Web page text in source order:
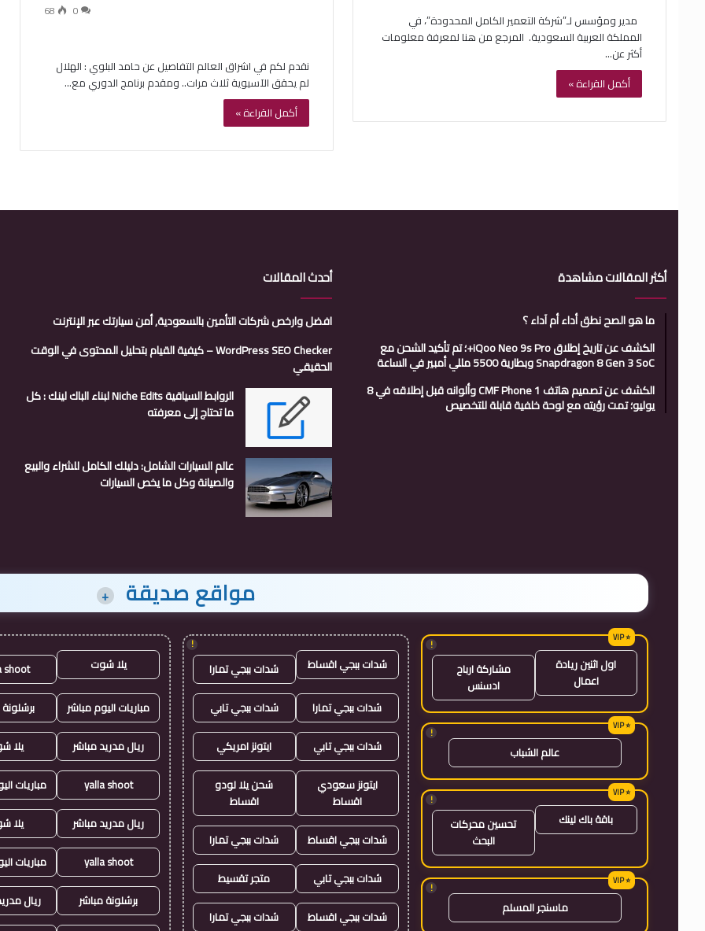
‏ ‏ مدير ومؤسس لـ”شركة التعمير الكامل المحدودة”، في
المملكة العربية السعودية. ‏ ‏المرجع من هنا لمعرفة معلومات
أكثر عن…
أكمل القراءة »
0
68
نقدم لكم في اشراق العالم التفاصيل عن حامد البلوي : الهلال
لم يحقق الآسيوية ثلاث مرات.. ومقدم برنامج الدوري مع…
أكمل القراءة »
أكثر المقالات مشاهدة
ما هو الصح نطق أداء أم آداء ؟
الكشف عن تاريخ إطلاق iQoo Neo 9s Pro+؛ تم تأكيد الشحن مع
Snapdragon 8 Gen 3 SoC وبطارية 5500 مللي أمبير في الساعة
الكشف عن تصميم هاتف CMF Phone 1 وألوانه قبل إطلاقه في 8
يوليو؛ تمت رؤيته مع لوحة خلفية قابلة للتخصيص
أحدث المقالات
افضل وارخص شركات التأمين بالسعودية, أمن سيارتك عبر الإنترنت
WordPress SEO Checker – كيفية القيام بتحليل المحتوى في الوقت
الحقيقي
الروابط السياقية Niche Edits لبناء الباك لينك : كل
ما تحتاج إلى معرفته
عالم السيارات الشامل: دليلك الكامل للشراء والبيع
والصيانة وكل ما يخص السيارات
مواقع صديقة +
!
اول اثنين ريادة
اعمال
مشاركة ارباح
ادسنس
!
عالم الشباب
!
باقة باك لينك
تحسين محركات
البحث
!
ماسنجر المسلم
!
شدات ببجي اقساط شدات ببجي تمارا
شدات ببجي تمارا شدات ببجي تابي
شدات ببجي تابي ايتونز امريكي
ايتونز سعودي
اقساط
شحن يلا لودو
اقساط
شدات ببجي اقساط شدات ببجي تمارا
شدات ببجي تابي متجر تقسيط
شدات ببجي اقساط شدات ببجي تمارا
يلا شوت shoot
مباريات اليوم مباشر
ريال مدريد مباشر يلا
yalla shoot مباريات
ريال مدريد مباشر يلا
yalla shoot مباريات
برشلونة مباشر ريال